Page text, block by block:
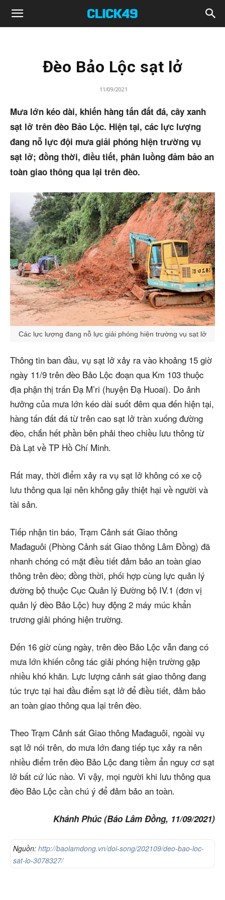
Click49
Đèo Bảo Lộc sạt lở
11/09/2021
Mưa lớn kéo dài, khiến hàng tấn đất đá, cây xanh
sạt lở trên đèo Bảo Lộc. Hiện tại, các lực lượng
đang nỗ lực đội mưa giải phóng hiện trường vụ
sạt lở; đồng thời, điều tiết, phân luồng đảm bảo an
toàn giao thông qua lại trên đèo.
Các lực lượng đang nỗ lực giải phóng hiện trường vụ sạt lở
Thông tin ban đầu, vụ sạt lở xảy ra vào khoảng 15 giờ
ngày 11/9 trên đèo Bảo Lộc đoạn qua Km 103 thuộc
địa phận thị trấn Đạ M’ri (huyện Đạ Huoai). Do ảnh
hưởng của mưa lớn kéo dài suốt đêm qua đến hiện tại,
hàng tấn đất đá từ trên cao sạt lở tràn xuống đường
đèo, chắn hết phần bên phải theo chiều lưu thông từ
Đà Lạt về TP Hồ Chí Minh.
Rất may, thời điểm xảy ra vụ sạt lở không có xe cộ
lưu thông qua lại nên không gây thiệt hại về người và
tài sản.
Tiếp nhận tin báo, Trạm Cảnh sát Giao thông
Mađaguôi (Phòng Cảnh sát Giao thông Lâm Đồng) đã
nhanh chóng có mặt điều tiết đảm bảo an toàn giao
thông trên đèo; đồng thời, phối hợp cùng lực quản lý
đường bộ thuộc Cục Quản lý Đường bộ IV.1 (đơn vị
quản lý đèo Bảo Lộc) huy động 2 máy múc khẩn
trương giải phóng hiện trường.
Đến 16 giờ cùng ngày, trên đèo Bảo Lộc vẫn đang có
mưa lớn khiến công tác giải phóng hiện trường gặp
nhiều khó khăn. Lực lượng cảnh sát giao thông đang
túc trực tại hai đầu điểm sạt lở để điều tiết, đảm bảo
an toàn giao thông qua lại trên đèo.
Theo Trạm Cảnh sát Giao thông Mađaguôi, ngoài vụ
sạt lở nói trên, do mưa lớn đang tiếp tục xảy ra nên
nhiều điểm trên đèo Bảo Lộc đang tiềm ẩn nguy cơ sạt
lở bất cứ lúc nào. Vì vậy, mọi người khi lưu thông qua
đèo Bảo Lộc cần chú ý để đảm bảo an toàn.
Khánh Phúc (Báo Lâm Đồng, 11/09/2021)
Nguồn: http://baolamdong.vn/doi-song/202109/deo-bao-loc-
sat-lo-3078327/